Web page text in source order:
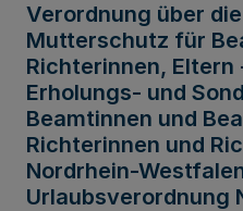
Verordnung über
Mutterschutz für
Richterinnen,
Erholungs- und
Beamtinnen und
Richterinnen und
Nordrhein-
Urlaubsverordnung